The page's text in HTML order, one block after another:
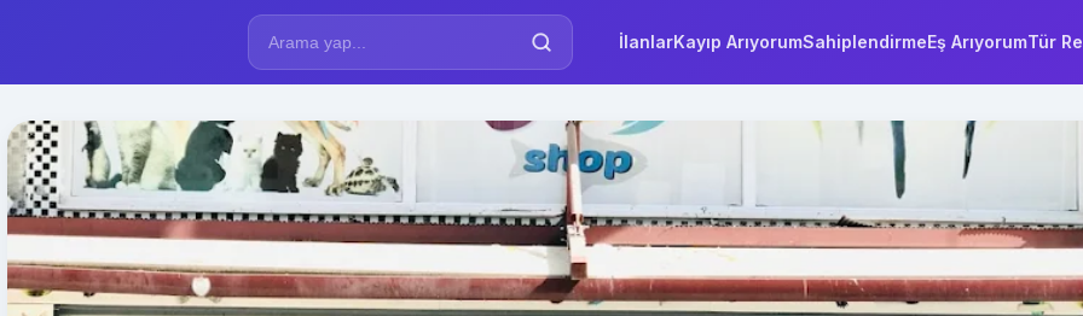
İlanlarKayıp ArıyorumSahiplendirmeEş ArıyorumTür